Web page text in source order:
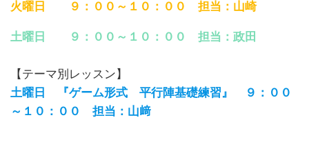
火曜日 ９：００～１０：００ 担当：山崎
土曜日 ９：００～１０：００ 担当：政田
【テーマ別レッスン】
土曜日 『ゲーム形式 平行陣基礎練習』 ９：００
～１０：００ 担当：山﨑